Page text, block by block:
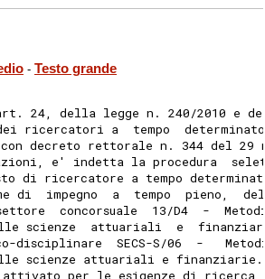
- Testo grande
24, della legge n. 240/2010 e
ricercatori a  tempo
decreto rettorale n. 344 del 29
e' indetta la procedura
di ricercatore a tempo
di  impegno  a  tempo  pieno,
concorsuale  13/D4  -
scienze  attuariali  e
disciplinare  SECS-S/06  -
scienze attuariali e
per le esigenze di ricerca